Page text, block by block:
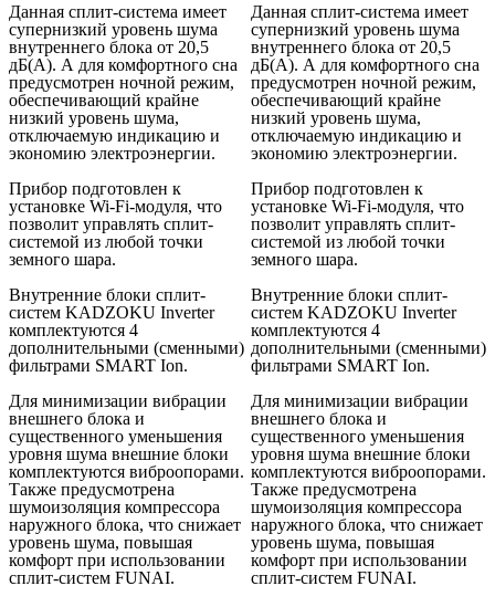
Данная сплит-система имеет
супернизкий уровень шума
внутреннего блока от 20,5
дБ(А). А для комфортного сна
предусмотрен ночной режим,
обеспечивающий крайне
низкий уровень шума,
отключаемую индикацию и
экономию электроэнергии.
Прибор подготовлен к
установке Wi-Fi-модуля, что
позволит управлять сплит-
системой из любой точки
земного шара.
Внутренние блоки сплит-
систем KADZOKU Inverter
комплектуются 4
дополнительными (сменными)
фильтрами SMART Ion.
Для минимизации вибрации
внешнего блока и
существенного уменьшения
уровня шума внешние блоки
комплектуются виброопорами.
Также предусмотрена
шумоизоляция компрессора
наружного блока, что снижает
уровень шума, повышая
комфорт при использовании
сплит-систем FUNAI.
Данная сплит-система имеет
супернизкий уровень шума
внутреннего блока от 20,5
дБ(А). А для комфортного сна
предусмотрен ночной режим,
обеспечивающий крайне
низкий уровень шума,
отключаемую индикацию и
экономию электроэнергии.
Прибор подготовлен к
установке Wi-Fi-модуля, что
позволит управлять сплит-
системой из любой точки
земного шара.
Внутренние блоки сплит-
систем KADZOKU Inverter
комплектуются 4
дополнительными (сменными)
фильтрами SMART Ion.
Для минимизации вибрации
внешнего блока и
существенного уменьшения
уровня шума внешние блоки
комплектуются виброопорами.
Также предусмотрена
шумоизоляция компрессора
наружного блока, что снижает
уровень шума, повышая
комфорт при использовании
сплит-систем FUNAI.